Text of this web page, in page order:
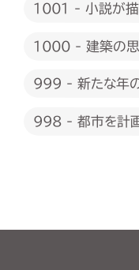
1001 - 小説が描
1000 - 建築の思
999 - 新たな年
998 - 都市を計画